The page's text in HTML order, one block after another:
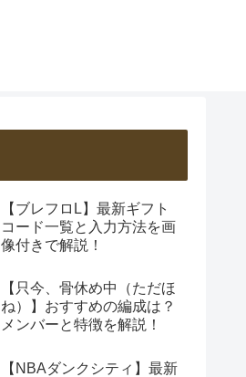
【ブレフロL】最新ギフト
コード一覧と入力方法を画
像付きで解説！
【只今、骨休め中（ただほ
ね）】おすすめの編成は？
メンバーと特徴を解説！
【NBAダンクシティ】最新